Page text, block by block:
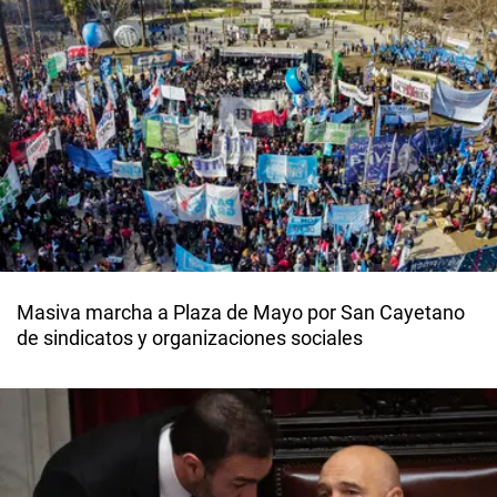
Masiva marcha a Plaza de Mayo por San Cayetano
de sindicatos y organizaciones sociales